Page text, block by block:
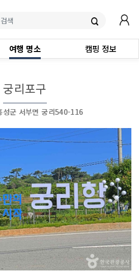
여행 명소 캠핑 정보
궁리포구
성군 서부면 궁리540-116